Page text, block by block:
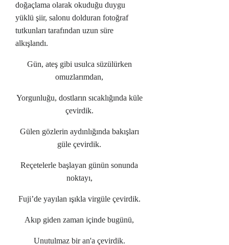
doğaçlama olarak okuduğu duygu
yüklü şiir, salonu dolduran fotoğraf
tutkunları tarafından uzun süre
alkışlandı.
Gün, ateş gibi usulca süzülürken
omuzlarımdan,
Yorgunluğu, dostların sıcaklığında küle
çevirdik.
Gülen gözlerin aydınlığında bakışları
güle çevirdik.
Reçetelerle başlayan günün sonunda
noktayı,
Fuji’de yayılan ışıkla virgüle çevirdik.
Akıp giden zaman içinde bugünü,
Unutulmaz bir an'a çevirdik.